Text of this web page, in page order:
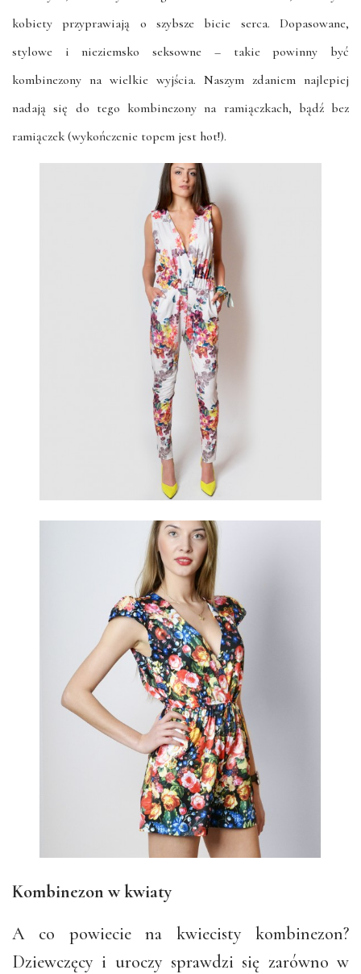
kobiety przyprawiają o szybsze bicie serca. Dopasowane,
stylowe i nieziemsko seksowne – takie powinny być
kombinezony na wielkie wyjścia. Naszym zdaniem najlepiej
nadają się do tego kombinezony na ramiączkach, bądź bez
ramiączek (wykończenie topem jest hot!).
Kombinezon w kwiaty
A co powiecie na kwiecisty kombinezon?
Dziewczęcy i uroczy sprawdzi się zarówno w